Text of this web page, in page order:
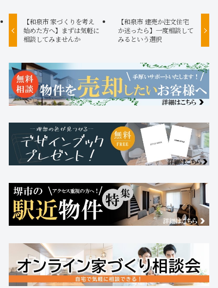
【和泉市 家づくりを考え
始めた方へ】まずは気軽に
相談してみませんか
【和泉市 建売か注文住宅
か迷ったら】一度相談して
みるという選択